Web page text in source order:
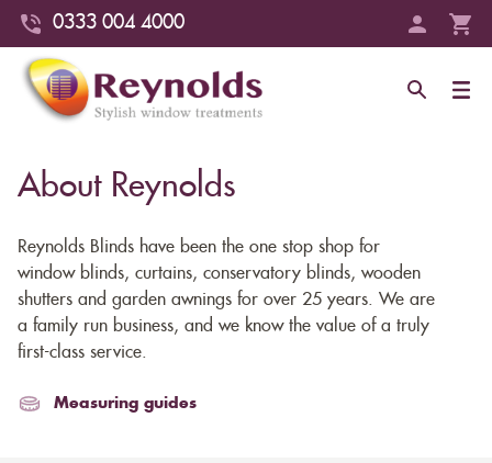
0333 004 4000
About Reynolds
Reynolds Blinds have been the one stop shop for
window blinds, curtains, conservatory blinds, wooden
shutters and garden awnings for over 25 years. We are
a family run business, and we know the value of a truly
first-class service.
Measuring guides